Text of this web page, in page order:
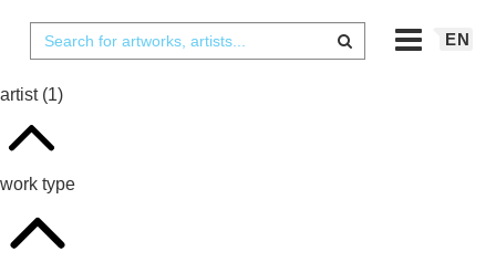
EN
artist (1)
work type